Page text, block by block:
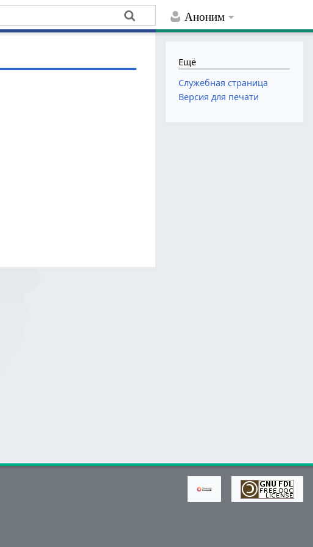
Аноним
Ещё
Служебная страница
Версия для печати